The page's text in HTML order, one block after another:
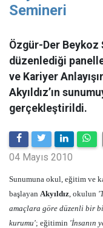
Semineri
Özgür-Der Beykoz
düzenlediği
ve Kariyer
Akyıldız’ın
gerçekleştirildi.
04 Mayıs 2010
Sunumuna okul, eğitim ve
başlayan Akyıldız, okulun
amaçlara göre düzenli bir
kurumu'; eğitimin 'İnsanın